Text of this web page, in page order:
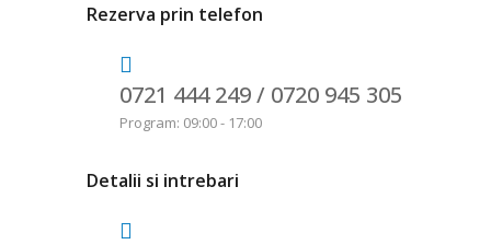
Rezerva prin telefon
0721 444 249 / 0720 945 305
Program: 09:00 - 17:00
Detalii si intrebari